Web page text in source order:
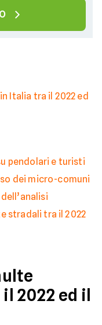
Italia tra il 2022 ed
pendolari e turisti
dei micro-comuni
stradali tra il 2022
2022 ed il